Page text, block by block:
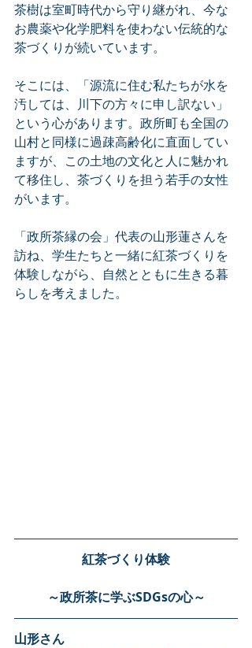
茶樹は室町時代から守り継がれ、今な
お農薬や化学肥料を使わない伝統的な
茶づくりが続いています。
そこには、「源流に住む私たちが水を
汚しては、川下の方々に申し訳ない」
という心があります。政所町も全国の
山村と同様に過疎高齢化に直面してい
ますが、この土地の文化と人に魅かれ
て移住し、茶づくりを担う若手の女性
がいます。
「政所茶縁の会」代表の山形蓮さんを
訪ね、学生たちと一緒に紅茶づくりを
体験しながら、自然とともに生きる暮
らしを考えました。
紅茶づくり体験
～政所茶に学ぶSDGsの心～
山形さん